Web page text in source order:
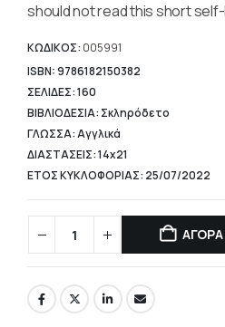
should not read this short
ΚΩΔΙΚΟΣ: 005991
ISBN: 9786182150382
ΣΕΛΙΔΕΣ: 160
ΒΙΒΛΙΟΔΕΣΙΑ: Σκληρόδετο
ΓΛΩΣΣΑ: Αγγλικά
ΔΙΑΣΤΑΣΕΙΣ: 14x21
ΕΤΟΣ ΚΥΚΛΟΦΟΡΙΑΣ: 25/07/2022
ΑΓΟΡΑ